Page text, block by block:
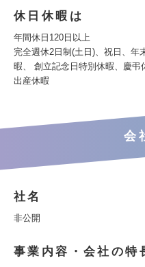
休日休暇は
年間休日120日以上
完全週休2日制(土日)、祝日、年
暇、 創立記念日特別休暇、慶弔
出産休暇
会
社名
非公開
事業内容・会社の特